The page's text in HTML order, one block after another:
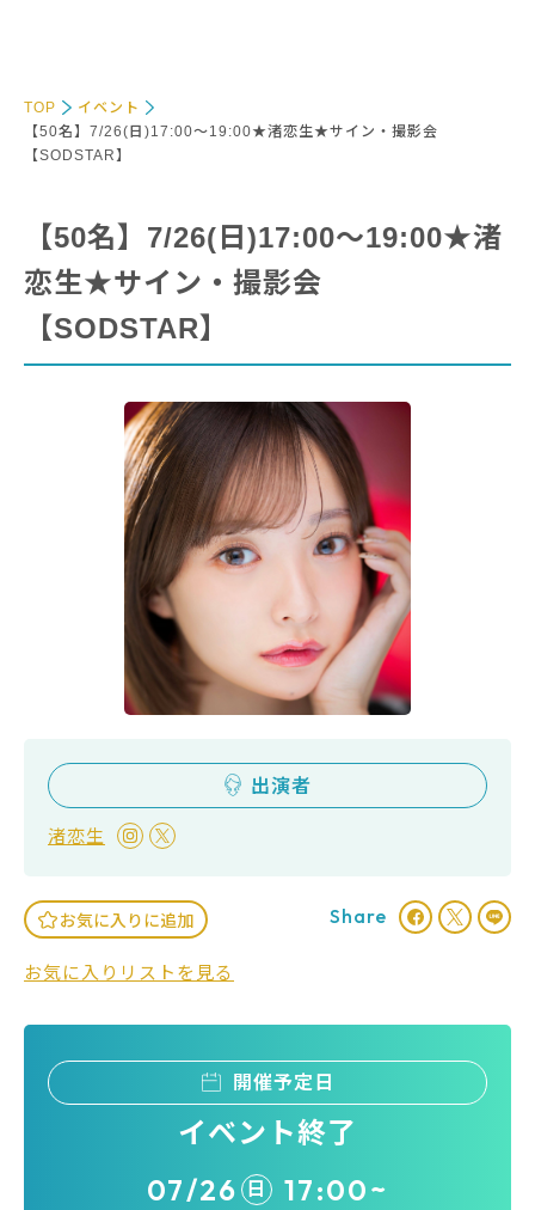
TOP
イベント
【50名】7/26(日)17:00～19:00★渚恋生★サイン・撮影会
【SODSTAR】
【50名】7/26(日)17:00～19:00★渚
恋生★サイン・撮影会
【SODSTAR】
出演者
渚恋生
お気に入りに追加
お気に入りリストを見る
Share
開催予定日
イベント終了
07/26 日 17:00~